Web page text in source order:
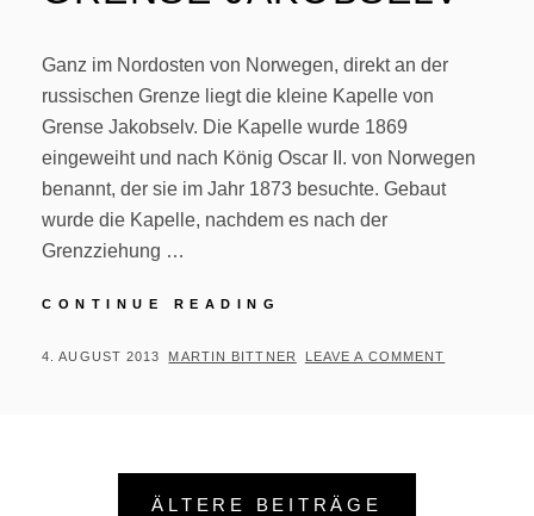
Ganz im Nordosten von Norwegen, direkt an der
russischen Grenze liegt die kleine Kapelle von
Grense Jakobselv. Die Kapelle wurde 1869
eingeweiht und nach König Oscar II. von Norwegen
benannt, der sie im Jahr 1873 besuchte. Gebaut
wurde die Kapelle, nachdem es nach der
Grenzziehung …
CONTINUE READING
POSTED
4. AUGUST 2013 BY
MARTIN BITTNER LEAVE A COMMENT
Beitragsnavigation
ÄLTERE BEITRÄGE